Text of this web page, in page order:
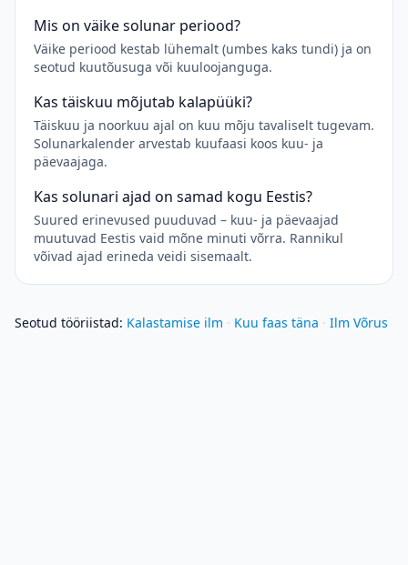
Mis on väike solunar periood?
Väike periood kestab lühemalt (umbes kaks tundi) ja on
seotud kuutõusuga või kuuloojanguga.
Kas täiskuu mõjutab kalapüüki?
Täiskuu ja noorkuu ajal on kuu mõju tavaliselt tugevam.
Solunarkalender arvestab kuufaasi koos kuu- ja
päevaajaga.
Kas solunari ajad on samad kogu Eestis?
Suured erinevused puuduvad – kuu- ja päevaajad
muutuvad Eestis vaid mõne minuti võrra. Rannikul
võivad ajad erineda veidi sisemaalt.
Seotud tööriistad: Kalastamise ilm · Kuu faas täna · Ilm Võrus